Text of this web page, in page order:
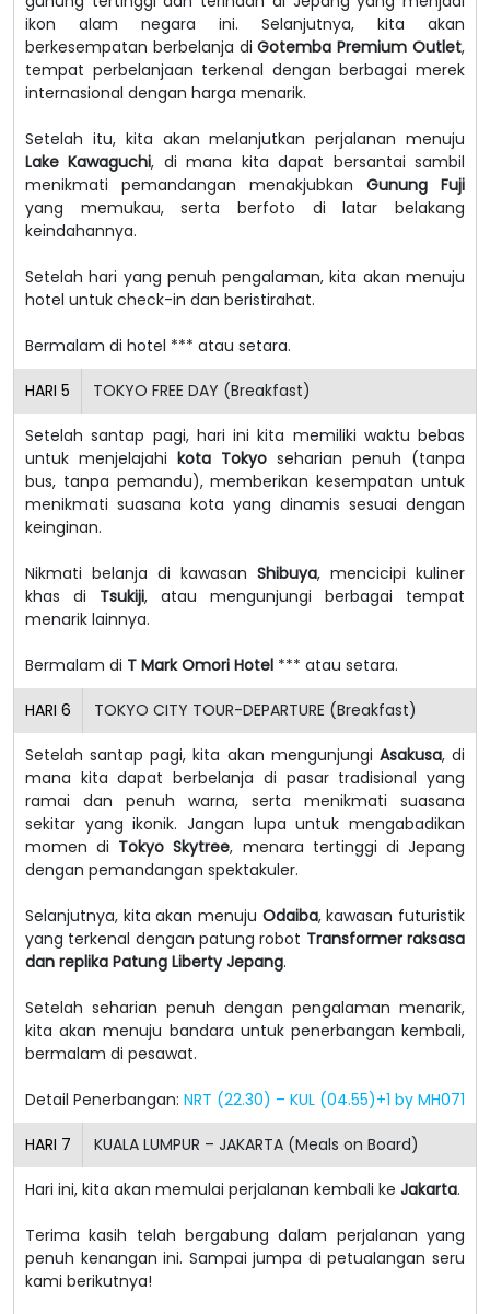
ikon alam negara ini. Selanjutnya, kita akan
berkesempatan berbelanja di Gotemba Premium Outlet,
tempat perbelanjaan terkenal dengan berbagai merek
internasional dengan harga menarik.
Setelah itu, kita akan melanjutkan perjalanan menuju
Lake Kawaguchi, di mana kita dapat bersantai sambil
menikmati pemandangan menakjubkan Gunung Fuji
yang memukau, serta berfoto di latar belakang
keindahannya.
Setelah hari yang penuh pengalaman, kita akan menuju
hotel untuk check-in dan beristirahat.
Bermalam di hotel *** atau setara.
HARI 5 TOKYO FREE DAY (Breakfast)
Setelah santap pagi, hari ini kita memiliki waktu bebas
untuk menjelajahi kota Tokyo seharian penuh (tanpa
bus, tanpa pemandu), memberikan kesempatan untuk
menikmati suasana kota yang dinamis sesuai dengan
keinginan.
Nikmati belanja di kawasan Shibuya, mencicipi kuliner
khas di Tsukiji, atau mengunjungi berbagai tempat
menarik lainnya.
Bermalam di T Mark Omori Hotel *** atau setara.
HARI 6 TOKYO CITY TOUR-DEPARTURE (Breakfast)
Setelah santap pagi, kita akan mengunjungi Asakusa, di
mana kita dapat berbelanja di pasar tradisional yang
ramai dan penuh warna, serta menikmati suasana
sekitar yang ikonik. Jangan lupa untuk mengabadikan
momen di Tokyo Skytree, menara tertinggi di Jepang
dengan pemandangan spektakuler.
Selanjutnya, kita akan menuju Odaiba, kawasan futuristik
yang terkenal dengan patung robot Transformer raksasa
dan replika Patung Liberty Jepang.
Setelah seharian penuh dengan pengalaman menarik,
kita akan menuju bandara untuk penerbangan kembali,
bermalam di pesawat.
Detail Penerbangan: NRT (22.30) – KUL (04.55)+1 by MH071
HARI 7 KUALA LUMPUR – JAKARTA (Meals on Board)
Hari ini, kita akan memulai perjalanan kembali ke Jakarta.
Terima kasih telah bergabung dalam perjalanan yang
penuh kenangan ini. Sampai jumpa di petualangan seru
kami berikutnya!